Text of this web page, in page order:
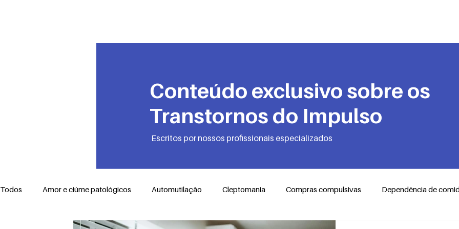
Conteúdo exclusivo sobre os
Transtornos do Impulso
Escritos por nossos profissionais especializados
Todos Amor e ciúme patológicos Automutilação Cleptomania Compras compulsivas Dependência de